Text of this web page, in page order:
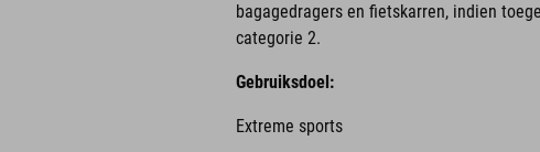
bagagedragers en fietskarren, indien
categorie 2.
Gebruiksdoel:
Extreme sports